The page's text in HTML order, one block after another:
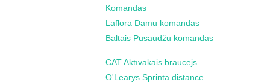
Komandas
Laflora Dāmu komandas
Baltais Pusaudžu komandas
CAT Aktīvākais braucējs
O'Learys Sprinta distance